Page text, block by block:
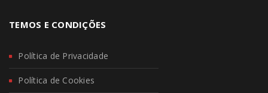
TEMOS E CONDIÇÕES
Política de Privacidade
Política de Cookies